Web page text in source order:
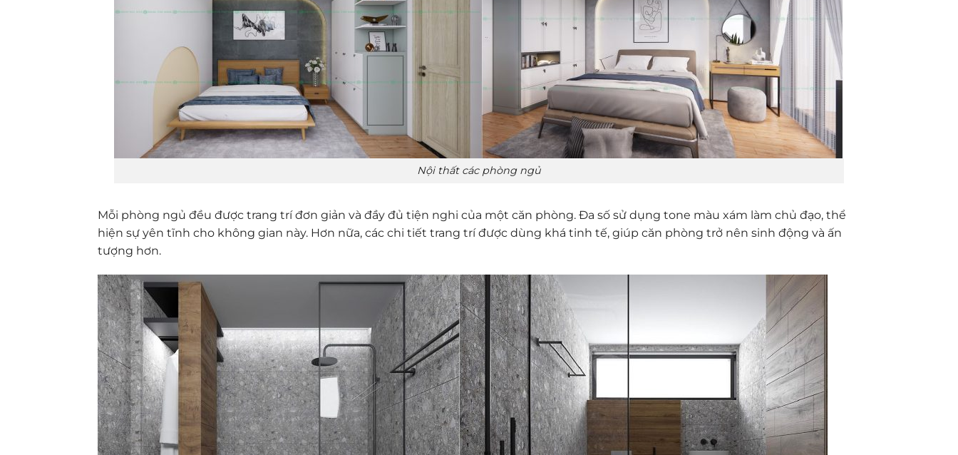
Nội thất các phòng ngủ
Mỗi phòng ngủ đều được trang trí đơn giản và đầy đủ tiện nghi của một căn phòng. Đa số sử dụng tone màu xám làm chủ đạo, thể
hiện sự yên tĩnh cho không gian này. Hơn nữa, các chi tiết trang trí được dùng khá tinh tế, giúp căn phòng trở nên sinh động và ấn
tượng hơn.